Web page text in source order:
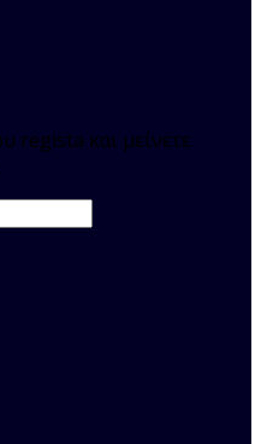
regista και μείνετε